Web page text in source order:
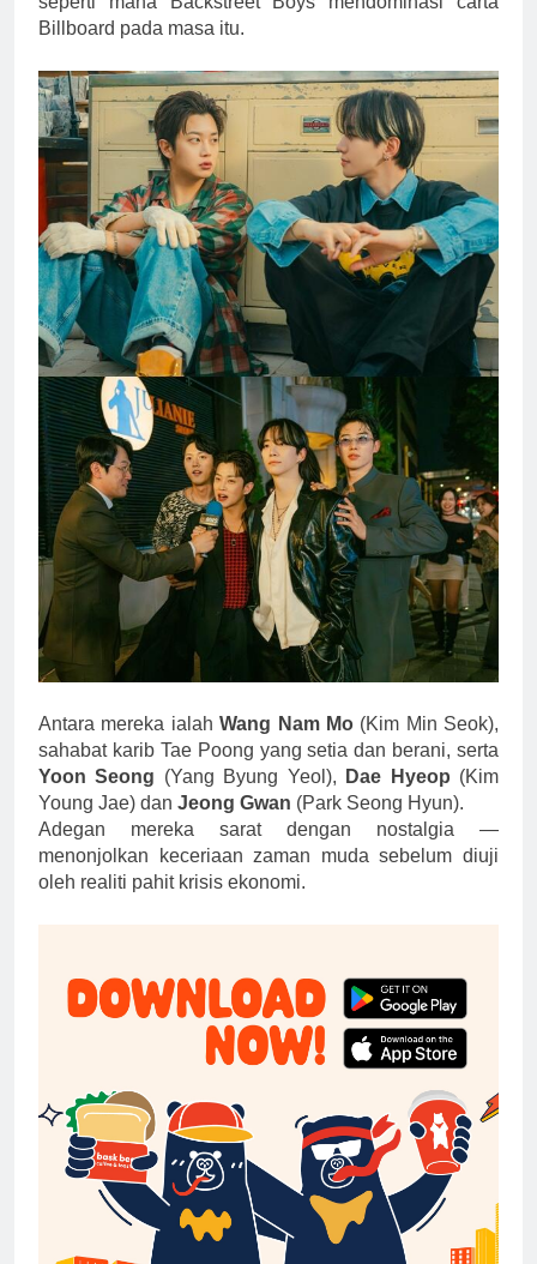
Billboard pada masa itu.
Antara mereka ialahWang Nam Mo(Kim Min Seok),
sahabat karib Tae Poong yang setia dan berani, serta
Yoon Seong (Yang Byung Yeol), Dae Hyeop (Kim
Young Jae) dan Jeong Gwan (Park Seong Hyun).
Adegan mereka sarat dengan nostalgia —
menonjolkan keceriaan zaman muda sebelum diuji
oleh realiti pahit krisis ekonomi.